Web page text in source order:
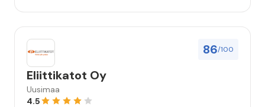
86/100
Eliittikatot Oy
Uusimaa
4.5